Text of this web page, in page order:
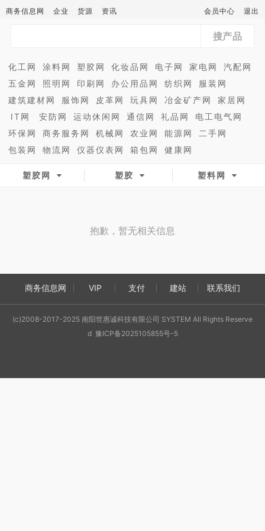
商务信息网 企业 货源 资讯 会员中心 退出
搜产品
化工网 涂料网 塑胶网 化妆品网 电子网 家电网
汽配网
五金网
照明网 印刷网 办公用品网 纺织网
服装网
建筑建材网
服饰网 皮革网 玩具网 冶金矿产网
家居网
IT网
安防网 运动休闲网 通信网 礼品网
电工电气网
环保网
商务服务网 机械网 农业网 能源网
二手网
包装网
物流网 仪器仪表网 箱包网 健康网
塑胶网 塑胶 塑料网
抱歉，暂无相关信息
商务信息网 VIP 支付 建站 联系我们
(c)2008-2017-2025 南阳世惠诚科技有限公司 SYSTEM All Rights Reserve
d 豫ICP备2025105855号-5